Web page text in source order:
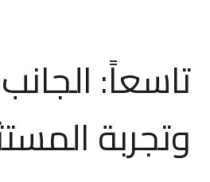
تاسعاً:
وتجربة